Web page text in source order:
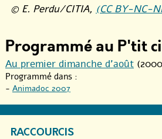
© E. Perdu/CITIA, (CC BY-NC-
Programmé au P'tit
Au premier dimanche d’août
Programmé dans :
- Animadoc 2007
RACCOURCIS